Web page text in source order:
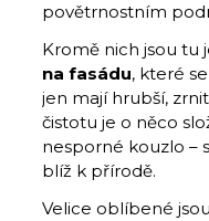
povětrnostním
Kromě nich jsou tu
na fasádu, které
jen mají hrubší,
čistotu je o něco
nesporné kouzlo –
blíž k přírodě.
Velice oblíbené